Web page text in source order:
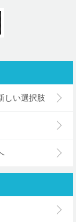
しい選択肢